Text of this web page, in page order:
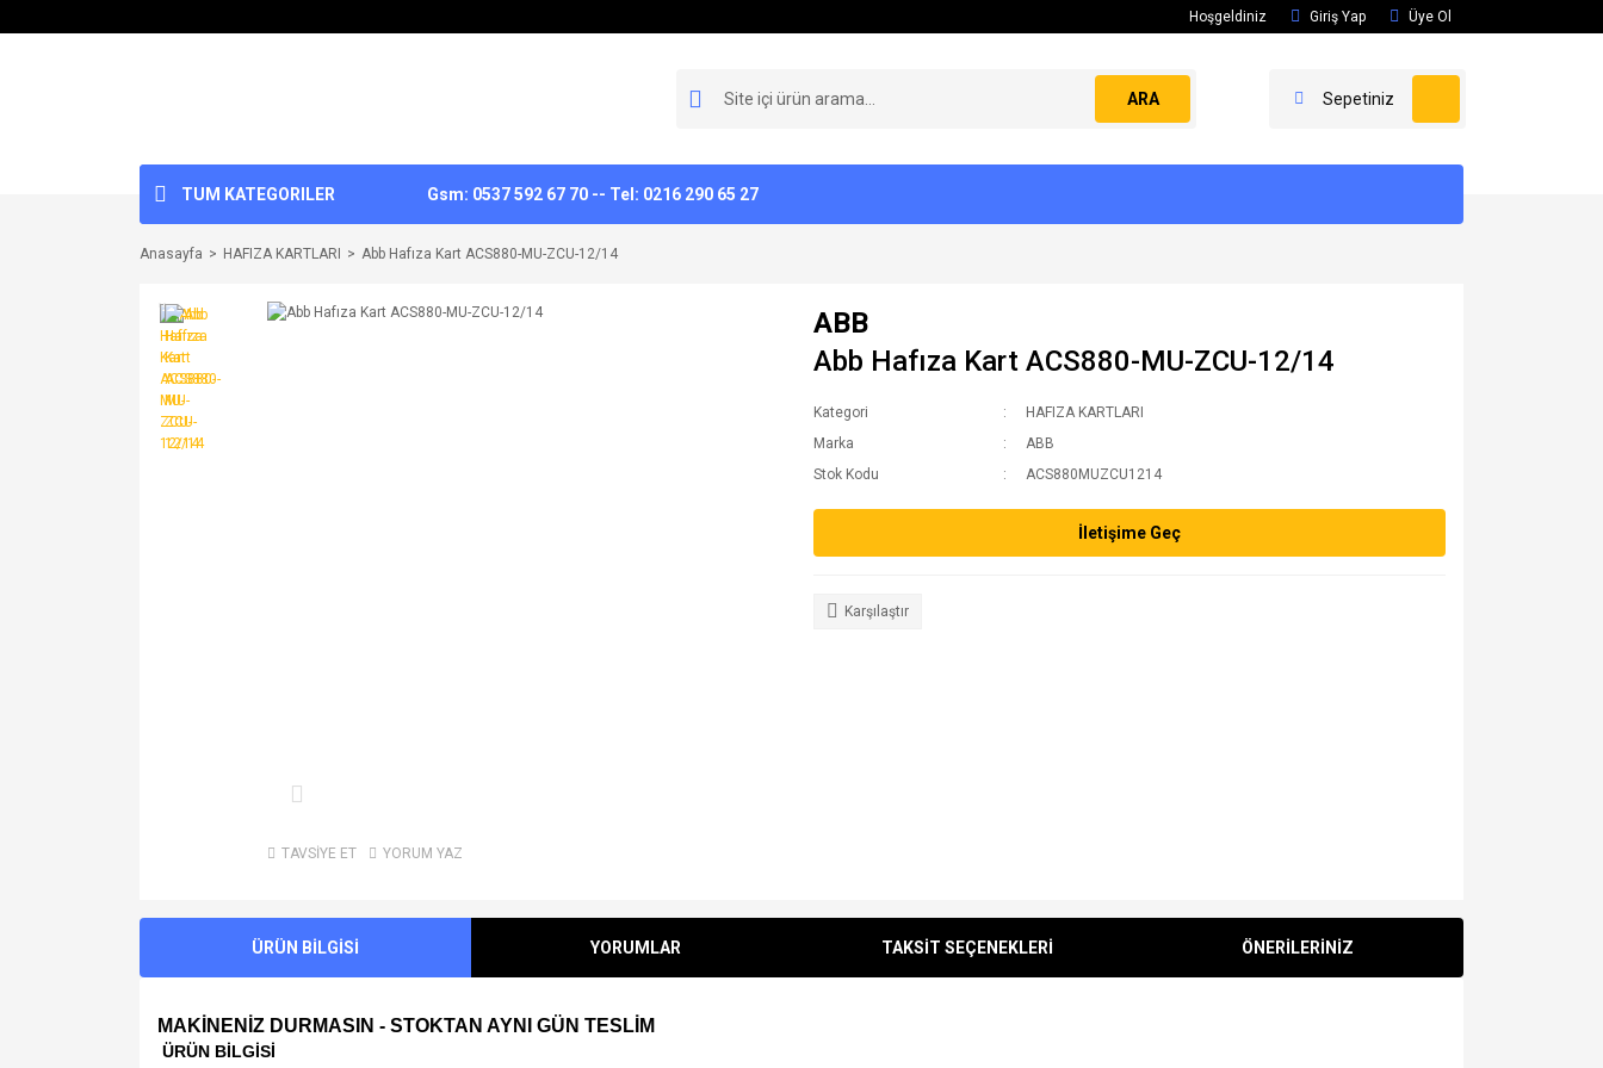
Hoşgeldiniz Giriş Yap Üye Ol
ARA Sepetiniz
TUM KATEGORILER Gsm: 0537 592 67 70 -- Tel: 0216 290 65 27
Anasayfa HAFIZA KARTLARI Abb Hafıza Kart ACS880-MU-ZCU-12/14
TAVSİYE ET YORUM YAZ
ABB
Abb Hafıza Kart ACS880-MU-ZCU-12/14
Kategori
HAFIZA KARTLARI
Marka
ABB
Stok Kodu
ACS880MUZCU1214
İletişime Geç
Karşılaştır
ÜRÜN BİLGİSİ YORUMLAR TAKSİT SEÇENEKLERİ ÖNERİLERİNİZ
MAKİNENİZ DURMASIN - STOKTAN AYNI GÜN TESLİM
ÜRÜN BİLGİSİ